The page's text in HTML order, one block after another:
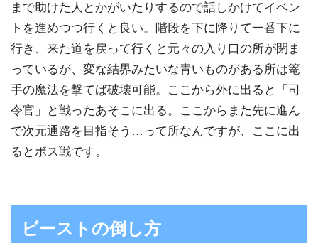
まで助けた人とかがいたりするので話しかけてイベン
トを進めつつ行くと良い。階段を下に降りて一番下に
行き、来た道を戻って行くと元々の入り口の所が閉ま
っているが、変な結界みたいな青いものがある所は篭
手の魔法を撃てば破壊可能。ここから外に出ると「司
令官」と戦ったあそこに出る。ここからまた先に進ん
で次元通路を目指そう…って所なんですが、ここに出
るとボス戦です。
ビーストの倒し方